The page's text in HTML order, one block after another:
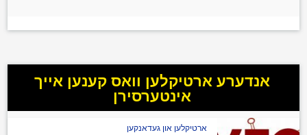
אנדערע ארטיקלען וואס קענען אייך
אינטערסירן
ארטיקלען און געדאנקען